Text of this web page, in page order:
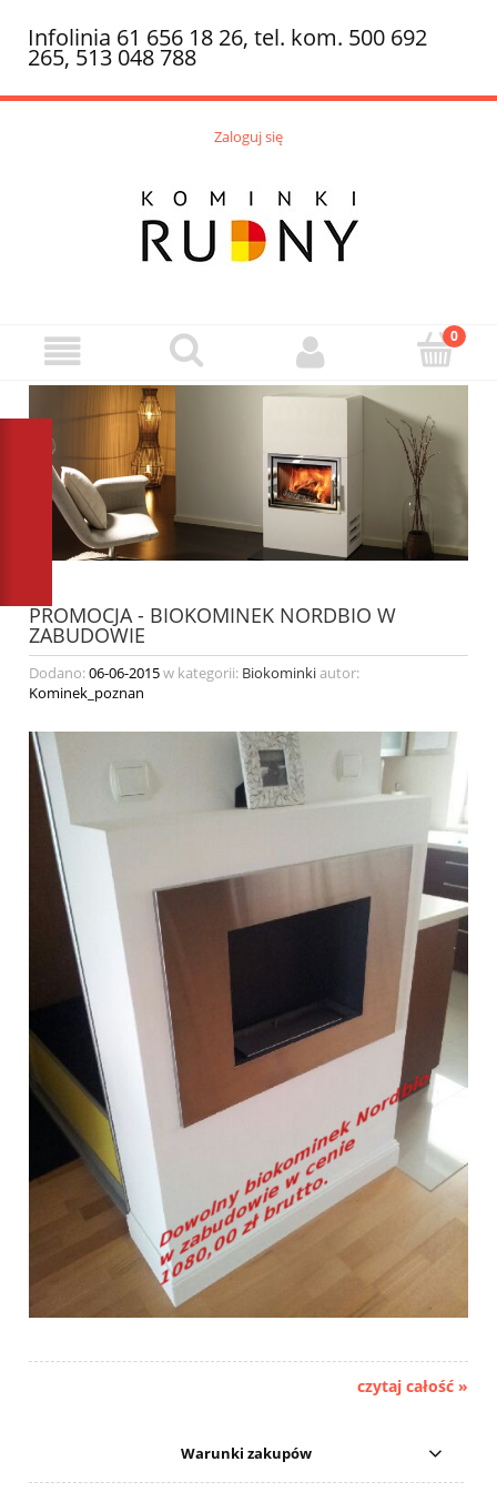
Infolinia 61 656 18 26, tel. kom. 500 692
265, 513 048 788
Zaloguj się
PROMOCJA - BIOKOMINEK NORDBIO W
ZABUDOWIE
Dodano:06-06-2015w kategorii: Biokominkiautor:
Kominek_poznan
czytaj całość »
Warunki zakupów